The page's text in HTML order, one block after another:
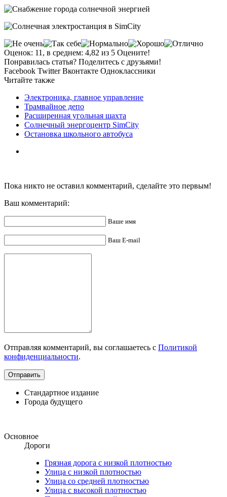
Оценок: 11, в среднем: 4,82 из 5 Оцените!
Понравилась статья? Поделитесь с друзьями!
Facebook Twitter Вконтакте Одноклассники
Читайте также
Электроника, главное управление
Трамвайное депо
Расширенная угольная шахта
Солнечный энергоцентр SimCity
Остановка школьного автобуса
Пока никто не оставил комментарий, сделайте это первым!
Ваш комментарий:
Ваше имя
Ваш E-mail
Отправляя комментарий, вы соглашаетесь с Политикой
конфиденциальности.
Стандартное издание
Города будущего
Основное
Дороги
Грязная дорога с низкой плотностью
Улица с низкой плотностью
Улица со средней плотностью
Улица с высокой плотностью